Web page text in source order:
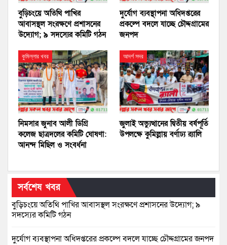
বুড়িচংয়ে অতিথি পাখির
আবাসস্থল সংরক্ষণে প্রশাসনের
উদ্যোগ; ৯ সদস্যের কমিটি গঠন
দুর্যোগ ব্যবস্থাপনা অধিদপ্তরের
প্রকল্পে বদলে যাচ্ছে চৌদ্দগ্রামের
জনপদ
কুমিল্লার খবর
নিমসার জুনাব আলী ডিগ্রি
কলেজ ছাত্রদলের কমিটি ঘোষণা:
আনন্দ মিছিল ও সংবর্ধনা
আদর্শ সদর
জুলাই অভ্যুত্থানের দ্বিতীয় বর্ষপূর্তি
উপলক্ষে কুমিল্লায় বর্ণাঢ্য র‍্যালি
সর্বশেষ খবর
বুড়িচংয়ে অতিথি পাখির আবাসস্থল সংরক্ষণে প্রশাসনের উদ্যোগ; ৯
সদস্যের কমিটি গঠন
দুর্যোগ ব্যবস্থাপনা অধিদপ্তরের প্রকল্পে বদলে যাচ্ছে চৌদ্দগ্রামের জনপদ